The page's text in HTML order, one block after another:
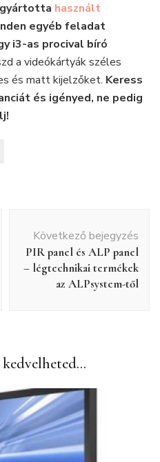
gyártotta használt
egyéb feladat
i3-as procival bíró
a videókártyák széles
és matt kijelzőket. Keress
és igényed, ne pedig
Következő bejegyzés
PIR panel és ALP panel
– légtechnikai termékek
az ALPsystem-től